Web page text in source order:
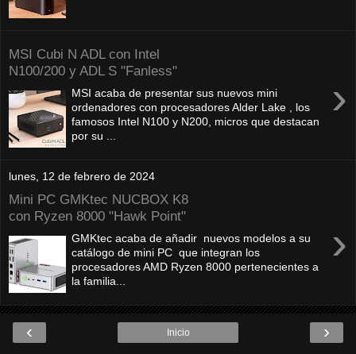
MSI Cubi N ADL con Intel
N100/200 y ADL S "Fanless"
›
MSI acaba de presentar sus nuevos mini
ordenadores con procesadores Alder Lake , los
famosos Intel N100 y N200, micros que destacan
por su ...
lunes, 12 de febrero de 2024
Mini PC GMKtec NUCBOX K8
con Ryzen 8000 "Hawk Point"
›
GMKtec acaba de añadir nuevos modelos a su
catálogo de mini PC que integran los
procesadores AMD Ryzen 8000 pertenecientes a
la familia...
‹ ›
Inicio